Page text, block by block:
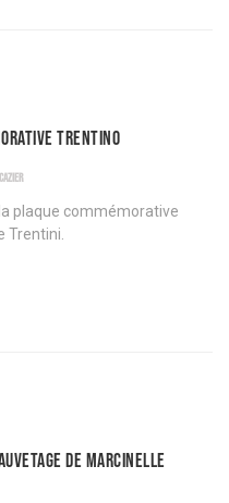
Trentino
plaque commémorative
Trentini.
de Marcinelle